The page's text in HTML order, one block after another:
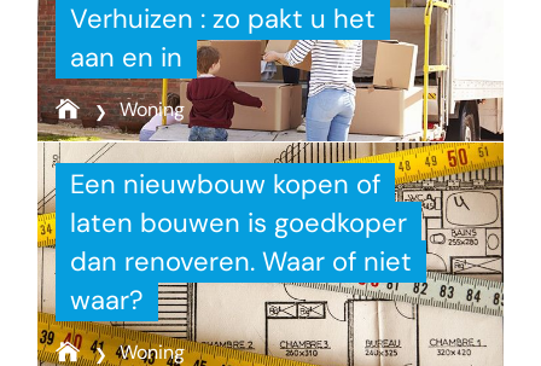
Verhuizen : zo pakt u het
aan en in
Woning
Een nieuwbouw kopen of
laten bouwen is goedkoper
dan renoveren. Waar of niet
waar?
Woning